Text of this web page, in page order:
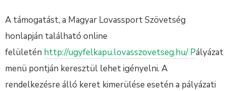
A támogatást, a Magyar Lovassport Szövetség
honlapján található online
felületén http://ugyfelkapu.lovasszovetseg.hu/ Pályázat
menü pontján keresztül lehet igényelni. A
rendelkezésre álló keret kimerülése esetén a pályázati